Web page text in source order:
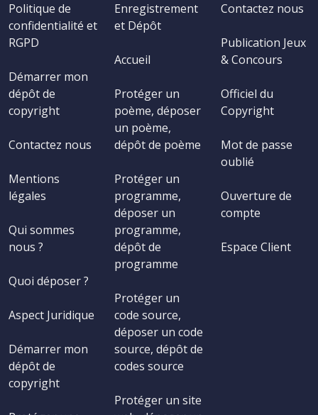
Politique de
confidentialité et
RGPD
Démarrer mon
dépôt de
copyright
Contactez nous
Mentions
légales
Qui sommes
nous ?
Quoi déposer ?
Aspect Juridique
Démarrer mon
dépôt de
copyright
Enregistrement
et Dépôt
Accueil
Protéger un
poème, déposer
un poème,
dépôt de poème
Protéger un
programme,
déposer un
programme,
dépôt de
programme
Protéger un
code source,
déposer un code
source, dépôt de
codes source
Protéger un site
Contactez nous
Publication Jeux
& Concours
Officiel du
Copyright
Mot de passe
oublié
Ouverture de
compte
Espace Client